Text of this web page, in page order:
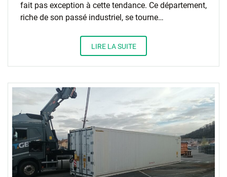
fait pas exception à cette tendance. Ce département,
riche de son passé industriel, se tourne…
LIRE LA SUITE